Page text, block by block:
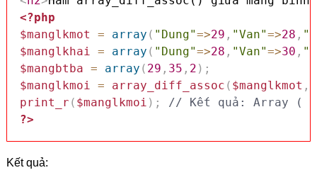
<?php
$manglkmot
= array ( "Dung"=>29 , "Van"=>28 ,
$manglkhai = array ( "Dung"=>28 , "Van"=>30 ,
$mangbtba = array ( 29 , 35 , 2 ) ;
$manglkmoi = array_diff_assoc ( $manglkmot ,
print_r ( $manglkmoi ) ;
// Kết quả: Array (
?>
Kết quả: